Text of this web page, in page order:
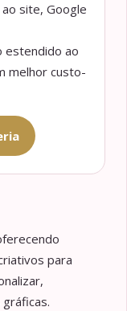
site, Google
estendido ao
melhor custo-
para